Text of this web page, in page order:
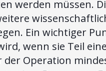
werden müssen.
Ein wichtiger
wenn sie Teil
der Operation